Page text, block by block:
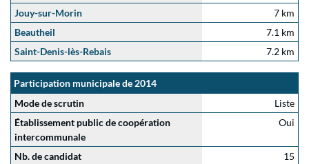
Jouy-sur-Morin
7 km
Beautheil
7.1 km
Saint-Denis-lès-Rebais
7.2 km
Participation municipale de 2014
Mode de scrutin
Liste
Établissement public de coopération
intercommunale
Oui
Nb. de candidat
15